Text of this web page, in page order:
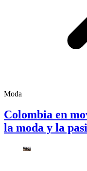
Moda
Colombia en
la moda y la